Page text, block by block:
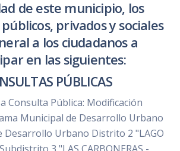
de este municipio, los
privados y sociales
a los ciudadanos a
en las siguientes:
PÚBLICAS
Consulta Pública: Modificación
Municipal de Desarrollo Urbano
Desarrollo Urbano Distrito 2 "LAGO